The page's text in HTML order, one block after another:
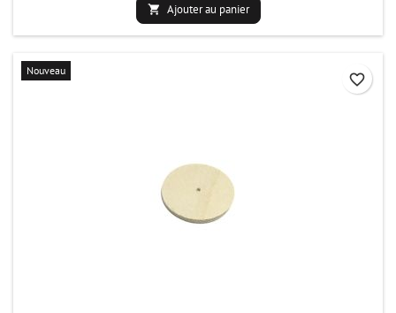
 Ajouter au panier
Nouveau
favorite_border